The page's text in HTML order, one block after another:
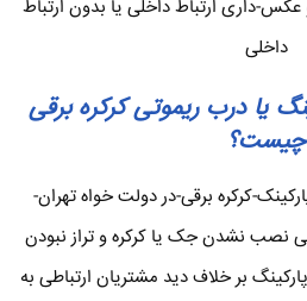
داری ارتباط داخلی یا بدون ارتباط
داخلی
یا درب ریموتی کرکره برقی
چیست؟
کرکره برقی-در دولت خواه تهران-
نصب نشدن جک یا کرکره و تراز نبودن
بر خلاف دید مشتریان ارتباطی به